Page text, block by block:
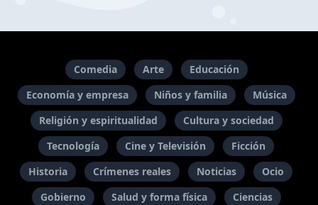
Comedia Arte
Educación
Economía y empresa
Niños y familia
Música
Religión y espiritualidad
Cultura y sociedad
Tecnología
Cine y Televisión
Ficción
Historia
Crímenes reales Noticias
Ocio
Gobierno
Salud y forma física Ciencias